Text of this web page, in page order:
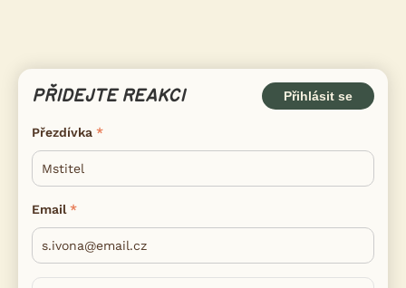
PŘIDEJTE REAKCI Přihlásit se
Přezdívka
Email